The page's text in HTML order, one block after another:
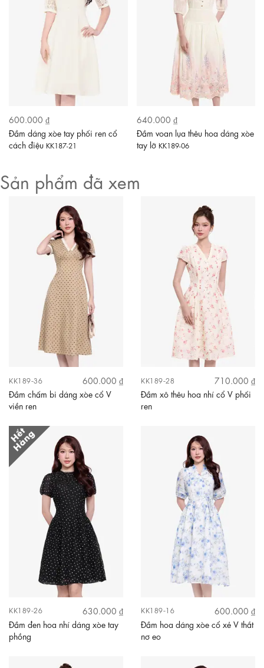
600.000 ₫
Đầm dáng xòe tay phối ren cổ
cách điệu KK187-21
640.000 ₫
Đầm voan lụa thêu hoa dáng xòe
tay lỡ KK189-06
Sản phẩm đã xem
KK189-36
600.000 ₫
Đầm chấm bi dáng xòe cổ V
viền ren
KK189-28
710.000 ₫
Đầm xô thêu hoa nhí cổ V phối
ren
KK189-26
630.000 ₫
Đầm đen hoa nhí dáng xòe tay
phồng
KK189-16
600.000 ₫
Đầm hoa dáng xòe cổ xẻ V thắt
nơ eo